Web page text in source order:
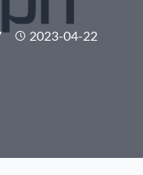
2023-04-22